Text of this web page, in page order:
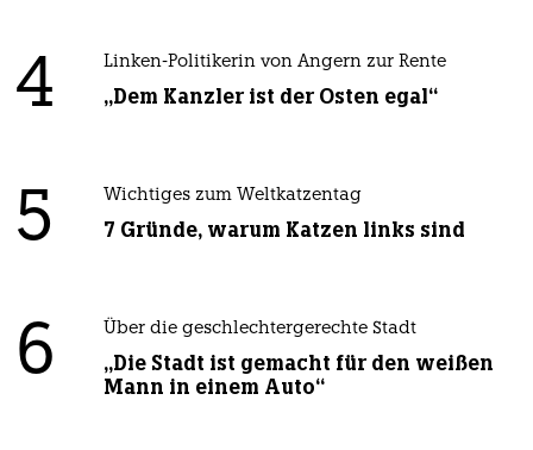
4 Linken-Politikerin von Angern zur Rente
„Dem Kanzler ist der Osten egal“
5 Wichtiges zum Weltkatzentag
7 Gründe, warum Katzen links sind
6 Über die geschlechtergerechte Stadt
„Die Stadt ist gemacht für den weißen
Mann in einem Auto“